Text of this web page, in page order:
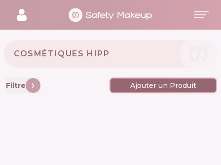
COSMÉTIQUES HIPP 🇩🇪
Filtre Ajouter un Produit